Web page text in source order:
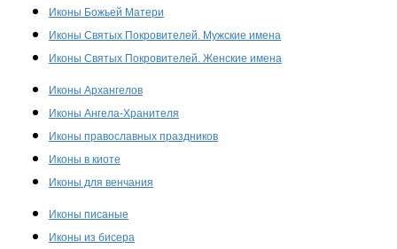
Иконы Божьей Матери
Иконы Святых Покровителей. Мужские имена
Иконы Святых Покровителей. Женские имена
Иконы Архангелов
Иконы Ангела-Хранителя
Иконы православных праздников
Иконы в киоте
Иконы для венчания
Иконы писаные
Иконы из бисера